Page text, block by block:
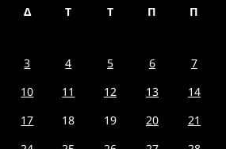
Δ Τ Τ Π Π
3
4 5 6 7
10
11 12 13 14
17
18 19 20 21